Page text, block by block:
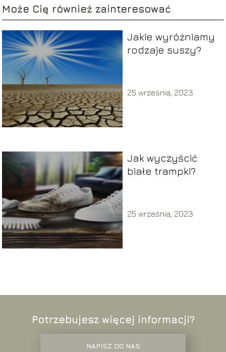
Może Cię również zainteresować
Jakie wyróżniamy
rodzaje suszy?
25 września, 2023
Jak wyczyścić
białe trampki?
25 września, 2023
Potrzebujesz więcej informacji?
NAPISZ DO NAS